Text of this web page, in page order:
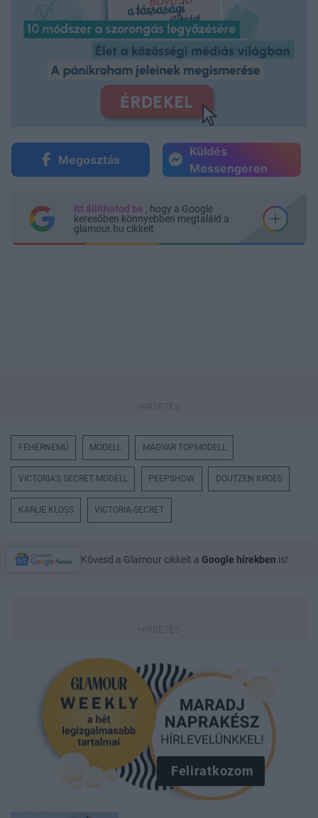
Megosztás
Küldés
Messengeren
Itt állíthatod be , hogy a Google
keresőben könnyebben megtaláld a
glamour.hu cikkeit
FEHÉRNEMŰ MODELL MAGYAR TOPMODELL
VICTORIA'S SECRET MODELL PEEPSHOW DOUTZEN KROES
KARLIE KLOSS VICTORIA-SECRET
Kövesd a Glamour cikkeit a Google hírekben is!
Feliratkozom